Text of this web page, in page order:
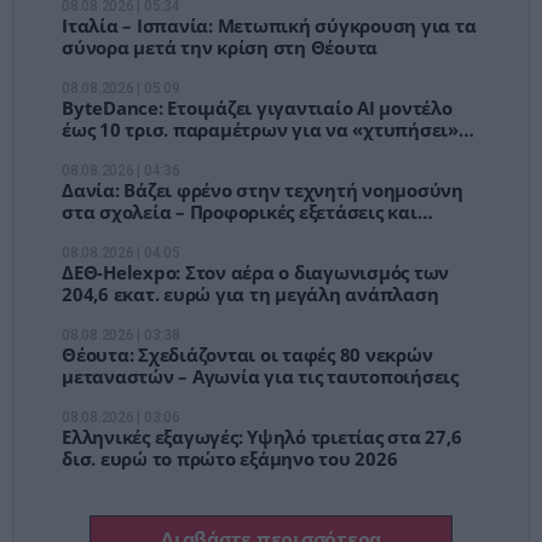
Ιταλία – Ισπανία: Μετωπική σύγκρουση για τα
σύνορα μετά την κρίση στη Θέουτα
ByteDance: Ετοιμάζει γιγαντιαίο AI μοντέλο
έως 10 τρισ. παραμέτρων για να «χτυπήσει»
Δανία: Βάζει φρένο στην τεχνητή νοημοσύνη
στα σχολεία – Προφορικές εξετάσεις και
ΔΕΘ-Helexpo: Στον αέρα ο διαγωνισμός των
204,6 εκατ. ευρώ για τη μεγάλη ανάπλαση
Θέουτα: Σχεδιάζονται οι ταφές 80 νεκρών
μεταναστών – Αγωνία για τις ταυτοποιήσεις
Ελληνικές εξαγωγές: Υψηλό τριετίας στα 27,6
δισ. ευρώ το πρώτο εξάμηνο του 2026